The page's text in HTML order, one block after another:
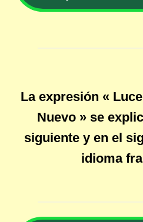
La expresión «
Nuevo » se
siguiente y en el
idioma